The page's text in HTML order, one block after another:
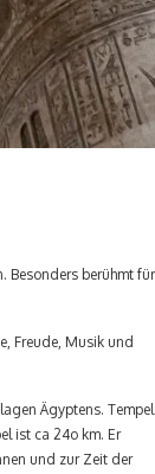
Besonders berühmt für
Freude, Musik und
Ägyptens. Tempel
ist ca 24o km. Er
und zur Zeit der